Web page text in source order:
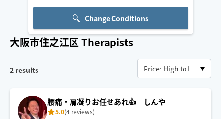
Change Conditions
大阪市住之江区Therapists
2 results
腰痛・肩凝りお任せあれ👍 しんや
5.0(4 reviews)